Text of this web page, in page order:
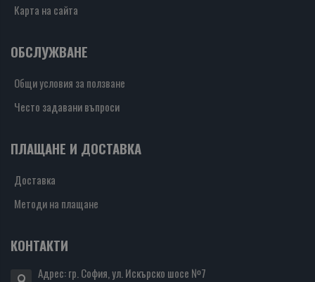
Карта на сайта
ОБСЛУЖВАНЕ
Общи условия за ползване
Често задавани въпроси
ПЛАЩАНЕ И ДОСТАВКА
Доставка
Методи на плащане
КОНТАКТИ
Адрес: гр. София, ул. Искърско шосе №7